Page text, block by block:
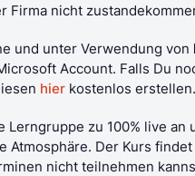
Firma nicht
und unter Verwendung von
Account. Falls Du
hier kostenlos erstellen.
Lerngruppe zu 100% live an
Atmosphäre. Der Kurs findet
nicht teilnehmen